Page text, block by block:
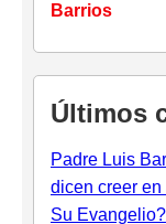
Barrios
Últimos
Padre Luis
dicen creer
Su Evangelio?